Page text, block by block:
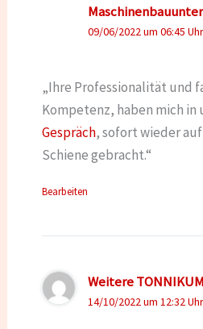
09/06/2022 um 06:45 Uhr
„Ihre Professionalität und
Kompetenz, haben mich in
Gespräch, sofort wieder
Schiene gebracht.“
Bearbeiten
Weitere
14/10/2022 um 12:32 Uhr